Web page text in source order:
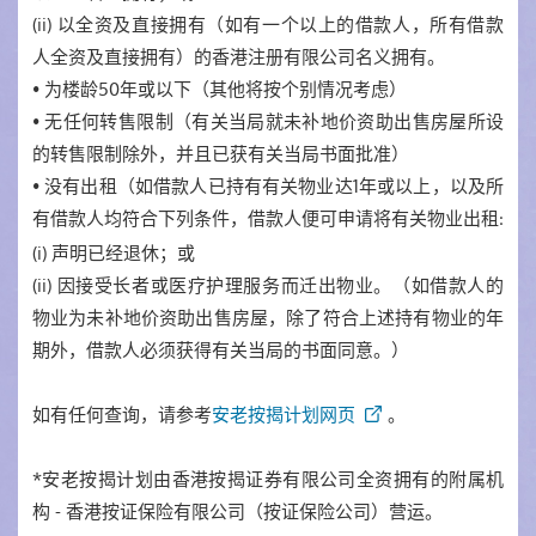
(ii) 以全资及直接拥有（如有一个以上的借款人，所有借款
人全资及直接拥有）的香港注册有限公司名义拥有。
• 为楼龄50年或以下（其他将按个别情况考虑）
• 无任何转售限制（有关当局就未补地价资助出售房屋所设
的转售限制除外，并且已获有关当局书面批准）
• 没有出租（如借款人已持有有关物业达1年或以上，以及所
有借款人均符合下列条件，借款人便可申请将有关物业出租 :
(i) 声明已经退休；或
(ii) 因接受长者或医疗护理服务而迁出物业。（如借款人的
物业为未补地价资助出售房屋，除了符合上述持有物业的年
期外，借款人必须获得有关当局的书面同意。）
如有任何查询，请参考安老按揭计划网页 。
*安老按揭计划由香港按揭证券有限公司全资拥有的附属机
构 - 香港按证保险有限公司（按证保险公司）营运。